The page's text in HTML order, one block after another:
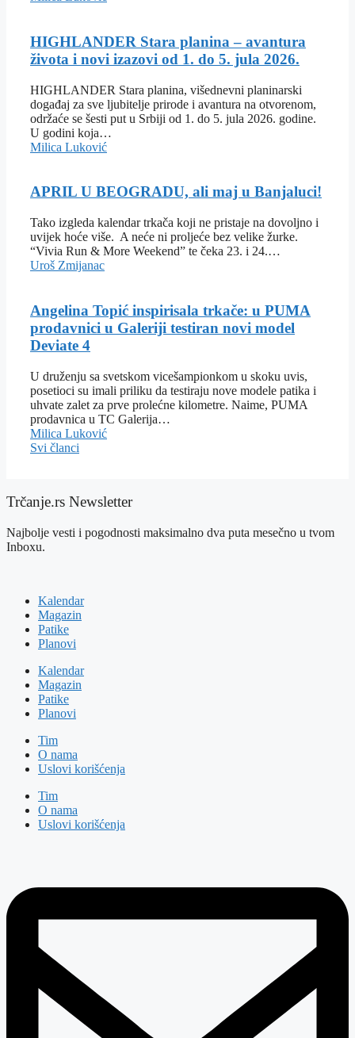
HIGHLANDER Stara planina – avantura
života i novi izazovi od 1. do 5. jula 2026.
HIGHLANDER Stara planina, višednevni planinarski
događaj za sve ljubitelje prirode i avantura na otvorenom,
održaće se šesti put u Srbiji od 1. do 5. jula 2026. godine.
U godini koja…
Milica Luković
APRIL U BEOGRADU, ali maj u Banjaluci!
Tako izgleda kalendar trkača koji ne pristaje na dovoljno i
uvijek hoće više. A neće ni proljeće bez velike žurke.
“Vivia Run & More Weekend” te čeka 23. i 24.…
Uroš Zmijanac
Angelina Topić inspirisala trkače: u PUMA
prodavnici u Galeriji testiran novi model
Deviate 4
U druženju sa svetskom vicešampionkom u skoku uvis,
posetioci su imali priliku da testiraju nove modele patika i
uhvate zalet za prve prolećne kilometre. Naime, PUMA
prodavnica u TC Galerija…
Milica Luković
Svi članci
Trčanje.rs Newsletter
Najbolje vesti i pogodnosti maksimalno dva puta mesečno u tvom
Inboxu.
Kalendar
Magazin
Patike
Planovi
Kalendar
Magazin
Patike
Planovi
Tim
O nama
Uslovi korišćenja
Tim
O nama
Uslovi korišćenja